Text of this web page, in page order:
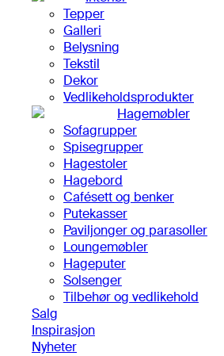
Tepper
Galleri
Belysning
Tekstil
Dekor
Vedlikeholdsprodukter
Hagemøbler
Sofagrupper
Spisegrupper
Hagestoler
Hagebord
Cafésett og benker
Putekasser
Paviljonger og parasoller
Loungemøbler
Hageputer
Solsenger
Tilbehør og vedlikehold
Salg
Inspirasjon
Nyheter